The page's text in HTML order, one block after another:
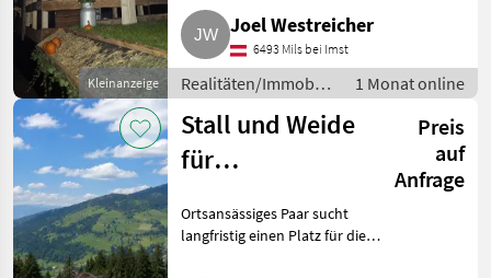
Kleinanzeige
Realitäten/Immobilien Sonstige
ImmobilienJoel Westreicher
6493 Mils bei Imst
Realitäten/Immobilien
/ Sonstige
Immobilien
1 Monat online
Stall und Weide
für
Kitzbühel/Kufstein
Preis
auf
Anfrage
Ortsansässiges Paar sucht
langfristig einen Platz für die